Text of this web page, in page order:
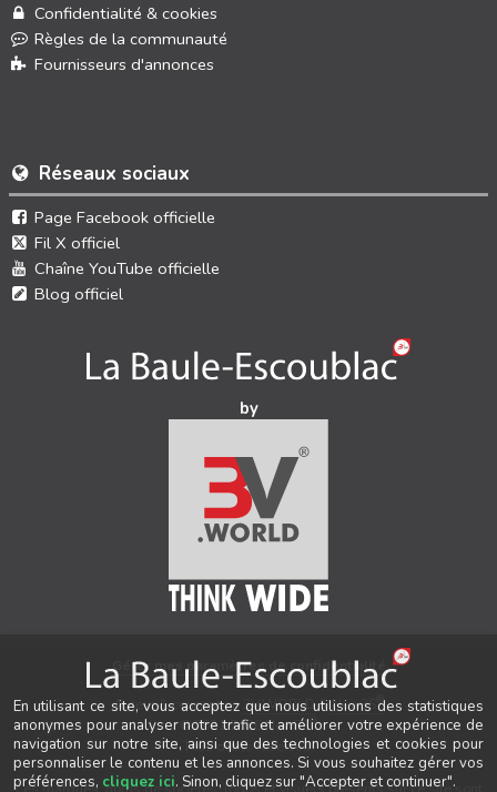
Réseaux sociaux
Page Facebook officielle
Fil X officiel
Chaîne YouTube officielle
Blog officiel
Confidentialité & cookies
Règles de la communauté
Fournisseurs d'annonces
by
Gérer mes paramètres de confidentialité
Auteur & conception 3V.WORLD&New3S ®
© 2021-2026 New3S®
Tous droits réservés.
Les marques, noms de sociétés, logos et visuels présents sur ce site sont
En utilisant ce site, vous acceptez que nous utilisions des statistiques
anonymes pour analyser notre trafic et améliorer votre expérience de
navigation sur notre site, ainsi que des technologies et cookies pour
personnaliser le contenu et les annonces. Si vous souhaitez gérer vos
préférences, cliquez ici. Sinon, cliquez sur "Accepter et continuer".